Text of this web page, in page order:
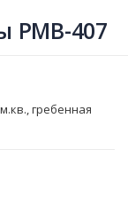
PMB-407
гребенная